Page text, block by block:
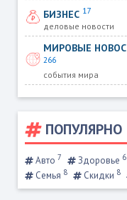
БИЗНЕС 17
деловые новости
МИРОВЫЕ
266
события мира
ПОПУЛЯРНО
Авто 7 Здоровье 6
Семья 8 Скидки 8